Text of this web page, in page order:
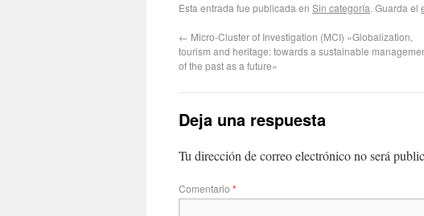
Esta entrada fue publicada en Sin categoría. Guarda el
← Micro-Cluster of Investigation (MCI) «Globalization,
tourism and heritage: towards a sustainable
of the past as a future»
Deja una respuesta
Tu dirección de correo electrónico no será
Comentario *